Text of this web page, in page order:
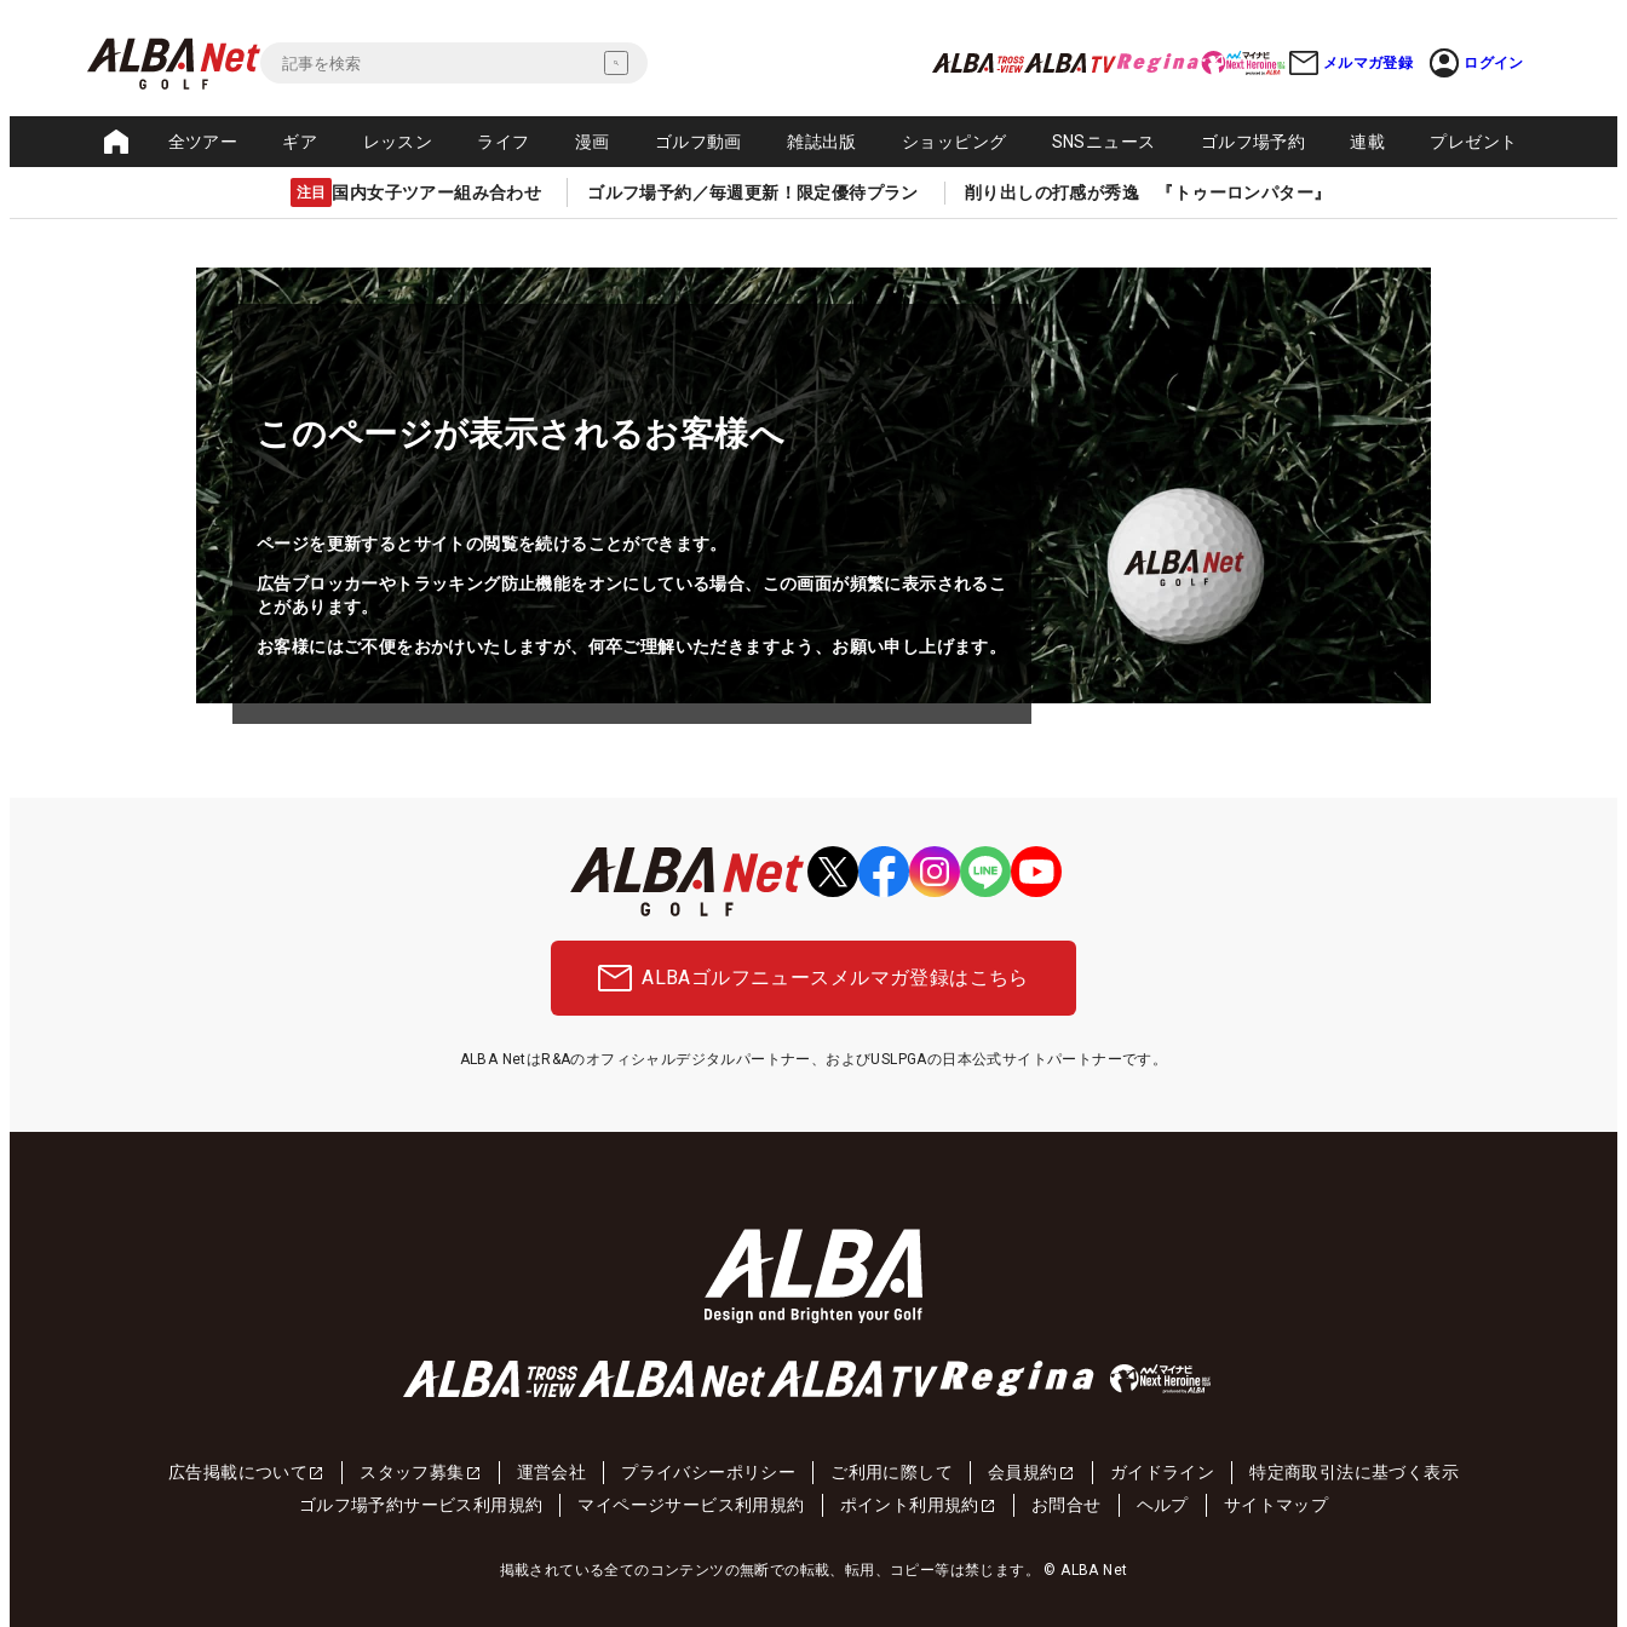
メルマガ登録 ログイン
全ツアー ギア レッスン ライフ 漫画 ゴルフ動画 雑誌出版 ショッピング SNSニュース ゴルフ場予約 連載 プレゼント
注目 国内女子ツアー組み合わせ ゴルフ場予約／毎週更新！限定優待プラン 削り出しの打感が秀逸 『トゥーロンパター』
このページが表示されるお客様へ
ページを更新するとサイトの閲覧を続けることができます。
広告ブロッカーやトラッキング防止機能をオンにしている場合、この画面が頻繁に表示されるこ
とがあります。
お客様にはご不便をおかけいたしますが、何卒ご理解いただきますよう、お願い申し上げます。
ALBAゴルフニュース メルマガ登録はこちら
ALBA NetはR&Aのオフィシャルデジタルパートナー、およびUSLPGAの日本公式サイトパートナーです。
広告掲載について スタッフ募集 運営会社 プライバシーポリシー ご利用に際して 会員規約 ガイドライン
特定商取引法に基づく表示
ゴルフ場予約サービス利用規約
マイページサービス利用規約 ポイント利用規約 お問合せ ヘルプ サイトマップ
掲載されている全てのコンテンツの無断での転載、転用、コピー等は禁じます。 © ALBA Net